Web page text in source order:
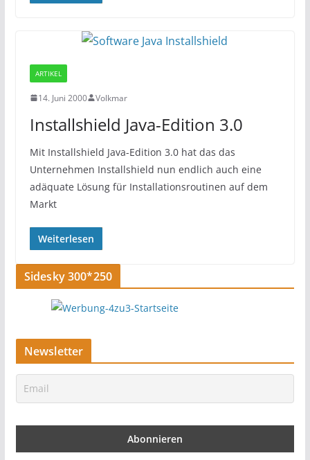
ARTIKEL
14. Juni 2000 Volkmar
Installshield Java-Edition 3.0
Mit Installshield Java-Edition 3.0 hat das das
Unternehmen Installshield nun endlich auch eine
adäquate Lösung für Installationsroutinen auf dem
Markt
Weiterlesen
Sidesky 300*250
Newsletter